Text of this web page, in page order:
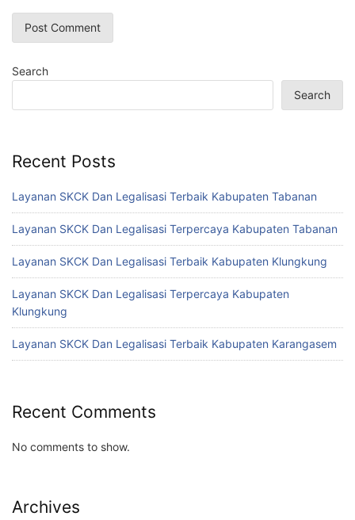
Search
Search
Recent Posts
Layanan SKCK Dan Legalisasi Terbaik Kabupaten Tabanan
Layanan SKCK Dan Legalisasi Terpercaya Kabupaten Tabanan
Layanan SKCK Dan Legalisasi Terbaik Kabupaten Klungkung
Layanan SKCK Dan Legalisasi Terpercaya Kabupaten
Klungkung
Layanan SKCK Dan Legalisasi Terbaik Kabupaten Karangasem
Recent Comments
No comments to show.
Archives